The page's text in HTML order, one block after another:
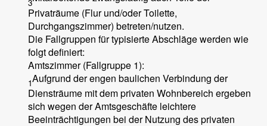
3
Privaträume (Flur und/oder Toilette,
Durchgangszimmer) betreten/nutzen.
Die Fallgruppen für typisierte Abschläge werden wie
folgt definiert:
Amtszimmer (Fallgruppe 1):
1Aufgrund der engen baulichen Verbindung der
Diensträume mit dem privaten Wohnbereich ergeben
sich wegen der Amtsgeschäfte leichtere
Beeinträchtigungen bei der Nutzung des privaten